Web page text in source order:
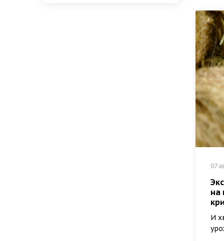
07
на
И